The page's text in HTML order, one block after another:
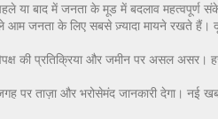
या बाद में जनता के मूड में बदलाव महत्वपूर्ण
जनता के लिए सबसे ज़्यादा मायने रखते हैं।
की प्रतिक्रिया और जमीन पर असल
पर ताज़ा और भरोसेमंद जानकारी देगा। नई